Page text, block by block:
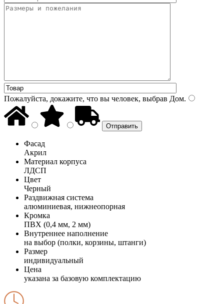
Пожалуйста, докажите, что вы человек, выбрав Дом.
Фасад
Акрил
Материал корпуса
ЛДСП
Цвет
Черный
Раздвижная система
алюминиевая, нижнеопорная
Кромка
ПВХ (0,4 мм, 2 мм)
Внутреннее наполнение
на выбор (полки, корзины, штанги)
Размер
индивидуальный
Цена
указана за базовую комплектацию